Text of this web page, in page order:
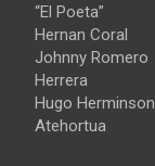
“El Poeta”
Hernan Coral
Johnny Romero
Herrera
Hugo Herminson
Atehortua